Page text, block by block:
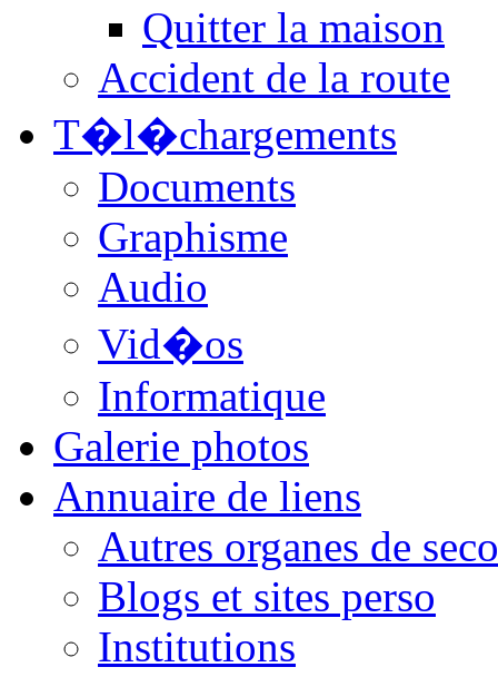
Quitter la maison
Accident de la route
T�l�chargements
Documents
Graphisme
Audio
Vid�os
Informatique
Galerie photos
Annuaire de liens
Autres organes de
Blogs et sites perso
Institutions